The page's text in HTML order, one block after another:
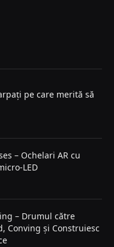
pe care merită să
– Ochelari AR cu
LED
– Drumul către
Conving și Construiesc